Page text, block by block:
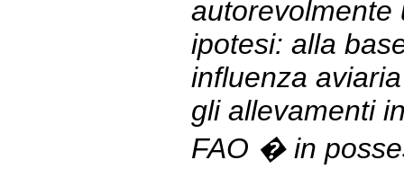
autorevolmente
ipotesi: alla
influenza
gli allevamenti
FAO � in